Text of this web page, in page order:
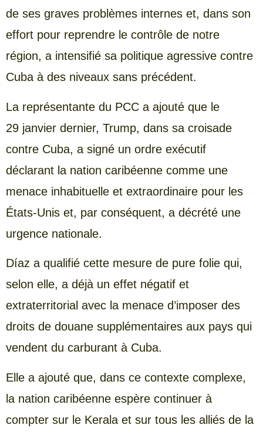
de ses graves problèmes internes et, dans son
effort pour reprendre le contrôle de notre
région, a intensifié sa politique agressive contre
Cuba à des niveaux sans précédent.
La représentante du PCC a ajouté que le
29 janvier dernier, Trump, dans sa croisade
contre Cuba, a signé un ordre exécutif
déclarant la nation caribéenne comme une
menace inhabituelle et extraordinaire pour les
États-Unis et, par conséquent, a décrété une
urgence nationale.
Díaz a qualifié cette mesure de pure folie qui,
selon elle, a déjà un effet négatif et
extraterritorial avec la menace d’imposer des
droits de douane supplémentaires aux pays qui
vendent du carburant à Cuba.
Elle a ajouté que, dans ce contexte complexe,
la nation caribéenne espère continuer à
compter sur le Kerala et sur tous les alliés de la